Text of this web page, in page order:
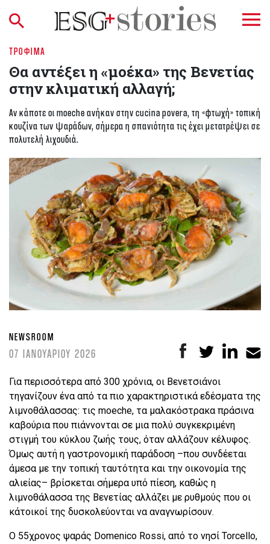
ΤΡΌΦΙΜΑ
Θα αντέξει η «μοέκα» της Βενετίας
στην κλιματική αλλαγή;
Αν κάποτε οι moeche ανήκαν στην cucina povera, τη «φτωχή» τοπική
κουζίνα των ψαράδων, σήμερα η σπανιότητα τις έχει μετατρέψει σε
πολυτελή λιχουδιά.
NEWSROOM
07 ΙΑΝΟΥΑΡΙΟΥ 2026
Για περισσότερα από 300 χρόνια, οι Βενετσιάνοι
τηγανίζουν ένα από τα πιο χαρακτηριστικά εδέσματα της
λιμνοθάλασσας: τις moeche, τα μαλακόστρακα πράσινα
καβούρια που πιάννονται σε μια πολύ συγκεκριμένη
στιγμή του κύκλου ζωής τους, όταν αλλάζουν κέλυφος.
Όμως αυτή η γαστρονομική παράδοση –που συνδέεται
άμεσα με την τοπική ταυτότητα και την οικονομία της
αλιείας– βρίσκεται σήμερα υπό πίεση, καθώς η
λιμνοθάλασσα της Βενετίας αλλάζει με ρυθμούς που οι
κάτοικοί της δυσκολεύονται να αναγνωρίσουν.
Ο 55χρονος ψαράς Domenico Rossi, από το νησί Torcello,